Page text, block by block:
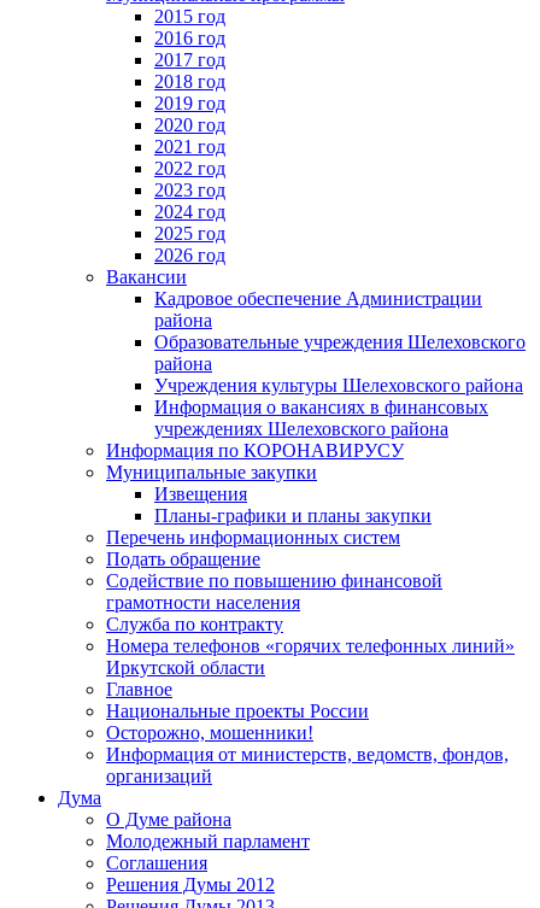
2015 год
2016 год
2017 год
2018 год
2019 год
2020 год
2021 год
2022 год
2023 год
2024 год
2025 год
2026 год
Вакансии
Кадровое обеспечение Администрации
района
Образовательные учреждения Шелеховского
района
Учреждения культуры Шелеховского района
Информация о вакансиях в финансовых
учреждениях Шелеховского района
Информация по КОРОНАВИРУСУ
Муниципальные закупки
Извещения
Планы-графики и планы закупки
Перечень информационных систем
Подать обращение
Содействие по повышению финансовой
грамотности населения
Служба по контракту
Номера телефонов «горячих телефонных линий»
Иркутской области
Главное
Национальные проекты России
Осторожно, мошенники!
Информация от министерств, ведомств, фондов,
организаций
Дума
О Думе района
Молодежный парламент
Соглашения
Решения Думы 2012